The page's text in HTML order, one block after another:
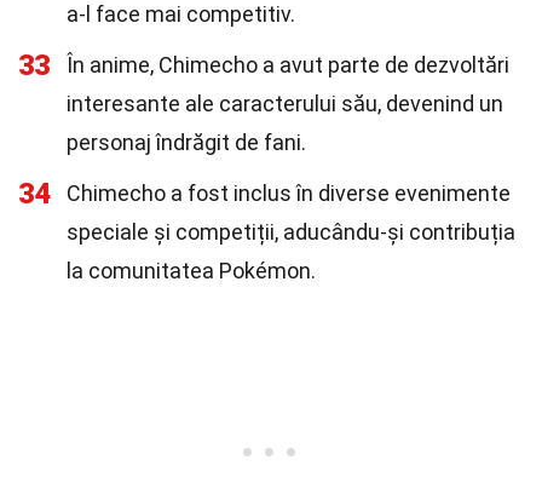
a-l face mai competitiv.
33
În anime, Chimecho a avut parte de dezvoltări
interesante ale caracterului său, devenind un
personaj îndrăgit de fani.
34
Chimecho a fost inclus în diverse evenimente
speciale și competiții, aducându-și contribuția
la comunitatea Pokémon.